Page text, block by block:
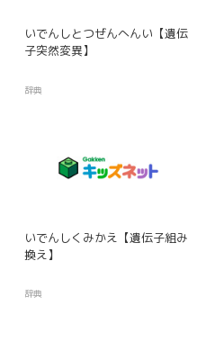
いでんしとつぜんへんい【遺伝
子突然変異】
辞典
いでんしくみかえ【遺伝子組み
換え】
辞典